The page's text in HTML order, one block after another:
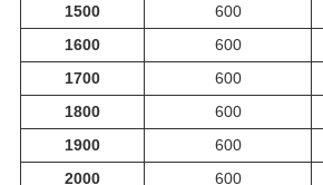
1500
600
1600
600
1700
600
1800
600
1900
600
2000
600